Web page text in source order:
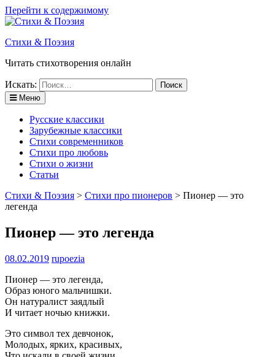
Перейти к содержимому
Стихи & Поэзия
Читать стихотворения онлайн
Искать:
Меню
Русские классики
Зарубежные классики
Стихи современников
Стихи про любовь
Стихи о жизни
Статьи
Стихи & Поэзия > Стихи про пионеров > Пионер — это
легенда
Пионер — это легенда
08.02.2019 rupoezia
Пионер — это легенда,
Образ юного мальчишки.
Он натуралист заядлый
И читает ночью книжки.
Это символ тех девчонок,
Молодых, ярких, красивых,